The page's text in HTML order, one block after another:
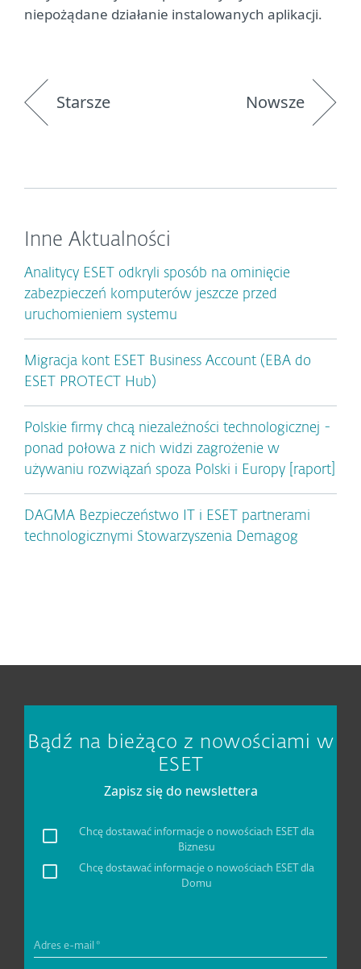
niepożądane działanie instalowanych aplikacji.
Starsze Nowsze
Inne Aktualności
Analitycy ESET odkryli sposób na ominięcie
zabezpieczeń komputerów jeszcze przed
uruchomieniem systemu
Migracja kont ESET Business Account (EBA do
ESET PROTECT Hub)
Polskie firmy chcą niezależności technologicznej -
ponad połowa z nich widzi zagrożenie w
używaniu rozwiązań spoza Polski i Europy [raport]
DAGMA Bezpieczeństwo IT i ESET partnerami
technologicznymi Stowarzyszenia Demagog